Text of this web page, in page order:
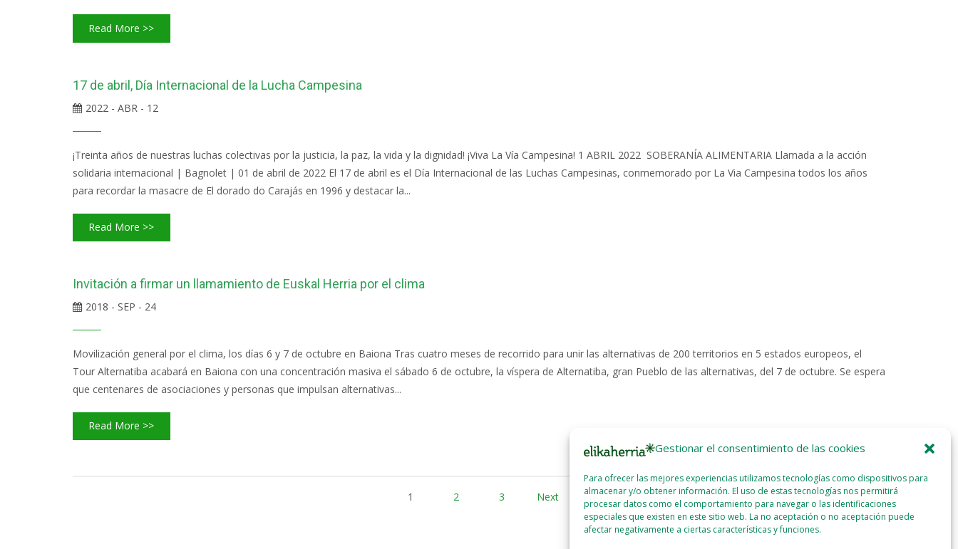
Gestionar el consentimiento de las cookies
Para ofrecer las mejores experiencias utilizamos tecnologías como dispositivos para
almacenar y/o obtener información. El uso de estas tecnologías nos permitirá
procesar datos como el comportamiento para navegar o las identificaciones
especiales que existen en este sitio web. La no aceptación o no aceptación puede
afectar negativamente a ciertas características y funciones.
Read More >>
17 de abril, Día Internacional de la Lucha Campesina
2022 - ABR - 12
¡Treinta años de nuestras luchas colectivas por la justicia, la paz, la vida y la dignidad! ¡Viva La Vía Campesina! 1 ABRIL 2022 SOBERANÍA ALIMENTARIA Llamada a la acción
solidaria internacional | Bagnolet | 01 de abril de 2022 El 17 de abril es el Día Internacional de las Luchas Campesinas, conmemorado por La Via Campesina todos los años
para recordar la masacre de El dorado do Carajás en 1996 y destacar la...
Read More >>
Invitación a firmar un llamamiento de Euskal Herria por el clima
2018 - SEP - 24
Movilización general por el clima, los días 6 y 7 de octubre en Baiona Tras cuatro meses de recorrido para unir las alternativas de 200 territorios en 5 estados europeos, el
Tour Alternatiba acabará en Baiona con una concentración masiva el sábado 6 de octubre, la víspera de Alternatiba, gran Pueblo de las alternativas, del 7 de octubre. Se espera
que centenares de asociaciones y personas que impulsan alternativas...
Read More >>
1 2 3 Next